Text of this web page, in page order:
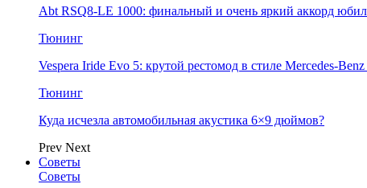
Abt RSQ8-LE 1000: финальный и очень яркий аккорд
Тюнинг
Vespera Iride Evo 5: крутой рестомод в стиле Mercedes-
Тюнинг
Куда исчезла автомобильная акустика 6×9 дюймов?
Prev Next
Советы
Советы